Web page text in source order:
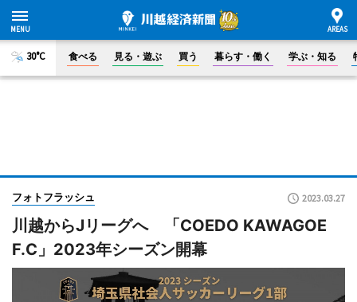
30°C 食べる 見る・遊ぶ 買う 暮らす・働く 学ぶ・知る
フォトフラッシュ 2023.03.27
川越からJリーグへ 「COEDO KAWAGOE
F.C」2023年シーズン開幕